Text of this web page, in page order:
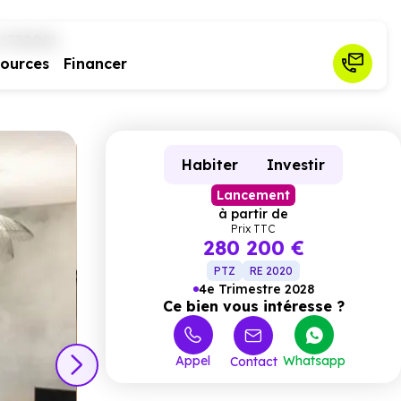
Financer
Habiter Investir
Lancement
à partir de
Prix TTC
280 200 €
PTZ RE 2020
4e Trimestre 2028
Ce bien vous intéresse ?
Appel Contact Whatsapp